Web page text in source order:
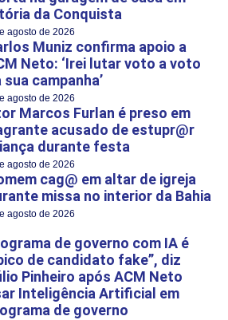
da Conquista
agosto de 2026
Muniz confirma apoio a
Neto: ‘Irei lutar voto a voto
sua campanha’
agosto de 2026
Marcos Furlan é preso em
acusado de estupr@r
durante festa
agosto de 2026
cag@ em altar de igreja
missa no interior da Bahia
agosto de 2026
de governo com IA é
de candidato fake”, diz
Pinheiro após ACM Neto
Inteligência Artificial em
de governo